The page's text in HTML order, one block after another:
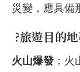
災變，應具備
?旅遊目的
火山爆發 ：